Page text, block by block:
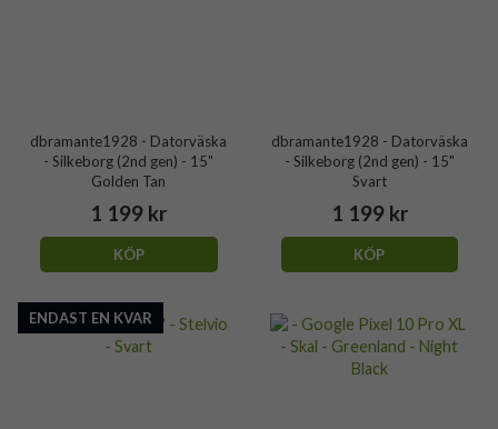
dbramante1928 - Datorväska
- Silkeborg (2nd gen) - 15"
Golden Tan
1 199 kr
KÖP
dbramante1928 - Datorväska
- Silkeborg (2nd gen) - 15"
Svart
1 199 kr
KÖP
ENDAST EN KVAR